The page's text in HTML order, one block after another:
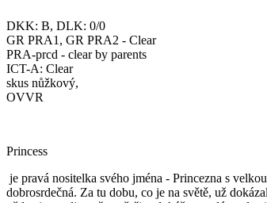
DKK: B, DLK: 0/0
GR PRA1, GR PRA2 - Clear
PRA-prcd - clear by parents
ICT-A: Clear
skus nůžkový,
OVVR
Princess
je pravá nositelka svého jména - Princezna s
dobrosrdečná. Za tu dobu, co je na světě, už